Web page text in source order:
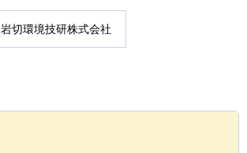
岩切環境技研株式会社